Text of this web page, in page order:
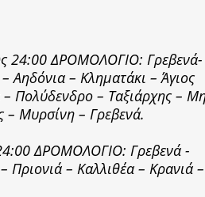
24:00 ΔΡΟΜΟΛΟΓΙΟ: Γρεβενά-
Αηδόνια – Κληματάκι – Άγιος
Πολύδενδρο – Ταξιάρχης –
– Μυρσίνη – Γρεβενά.
ΔΡΟΜΟΛΟΓΙΟ: Γρεβενά -
Πριονιά – Καλλιθέα – Κρανιά –